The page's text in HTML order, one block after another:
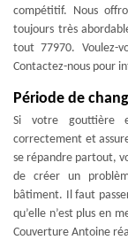
compétitif. Nous
toujours très
tout 77970. Voulez-
Contactez-nous pour
Période de
Si votre gouttière
correctement et
se répandre partout,
de créer un
bâtiment. Il faut
qu’elle n’est plus en
Couverture Antoine